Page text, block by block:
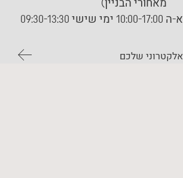
מאחורי הבניין)
א-ה 10:00-17:00 ימי שישי 09:30-13:30